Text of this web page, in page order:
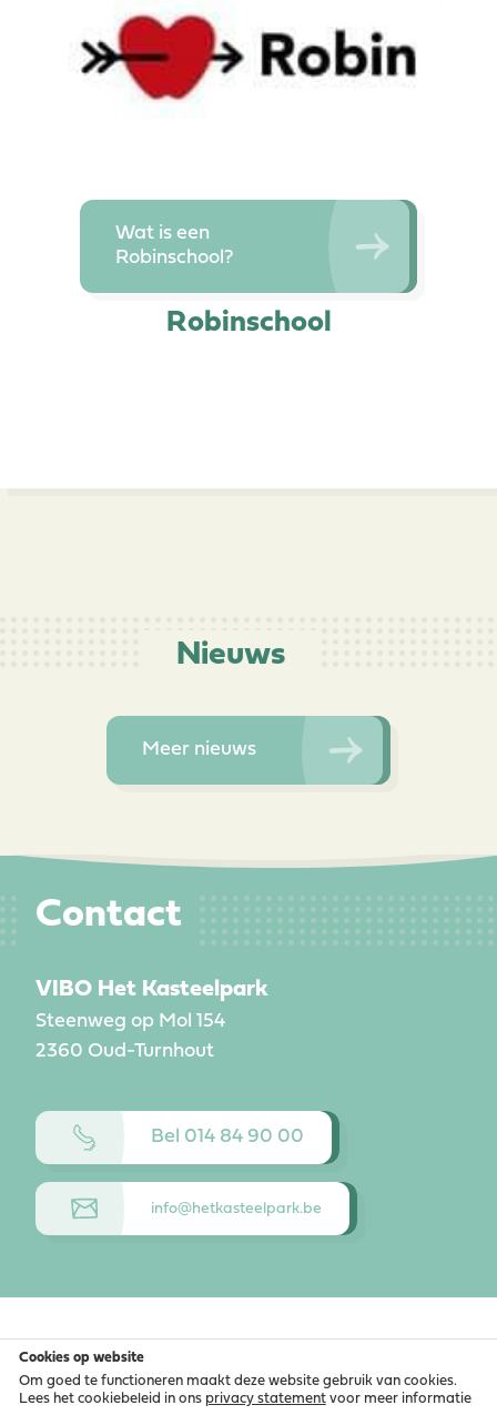
Wat is een
Robinschool?
Robinschool
Nieuws
Meer nieuws
Contact
VIBO Het Kasteelpark
Steenweg op Mol 154
2360 Oud-Turnhout
Bel 014 84 90 00
info@hetkasteelpark.be
Cookieverklaring Privacy
Disclaimer
Cookies op website
Om goed te functioneren maakt deze website gebruik van cookies.
Lees het cookiebeleid in ons privacy statementvoor meer informatie